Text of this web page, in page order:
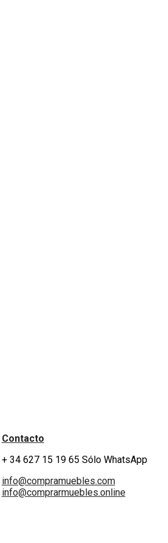
Contacto
+ 34 627 15 19 65 Sólo WhatsApp
info@compramuebles.com
info@comprarmuebles.online